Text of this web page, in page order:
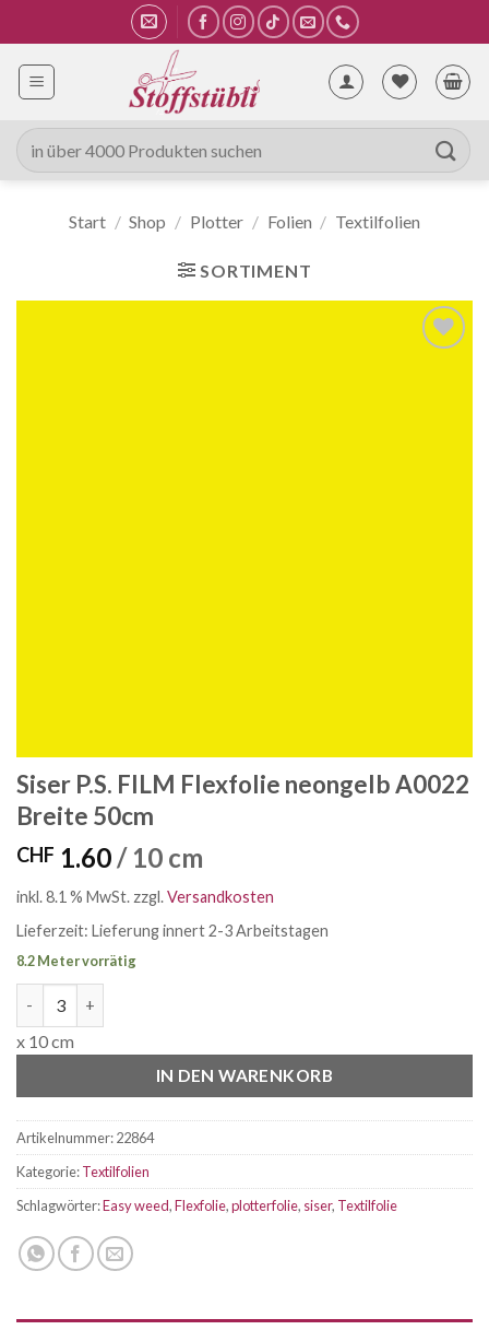
Inhalt
springen
Suche
nach:
Start / Shop / Plotter / Folien / Textilfolien
SORTIMENT
Siser P.S. FILM Flexfolie neongelb A0022
Breite 50cm
CHF 1.60/ 10 cm
inkl. 8.1 % MwSt. zzgl.Versandkosten
Lieferzeit: Lieferung innert 2-3 Arbeitstagen
8.2 Meter vorrätig
x 10 cm
IN DEN WARENKORB
Artikelnummer:22864
Kategorie:Textilfolien
Schlagwörter:Easy weed,Flexfolie,plotterfolie, siser, Textilfolie